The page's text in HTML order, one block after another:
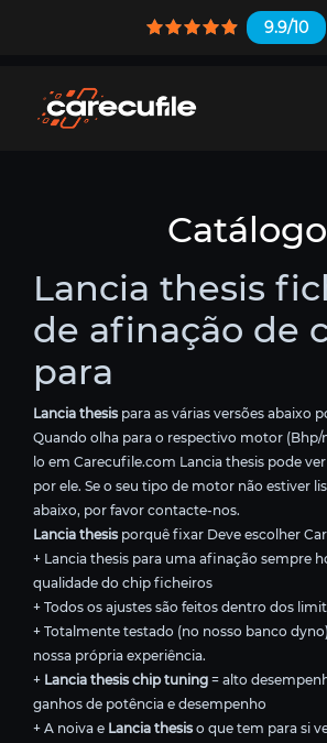
9.9/10
Catálogo
Lancia thesis
de afinação de
para
Lancia thesis para as várias versões abaixo
Quando olha para o respectivo motor
lo em Carecufile.com Lancia thesis pode
por ele. Se o seu tipo de motor não estiver
abaixo, por favor contacte-nos.
Lancia thesis porquê fixar Deve escolher
+ Lancia thesis para uma afinação sempre
qualidade do chip ficheiros
+ Todos os ajustes são feitos dentro dos
+ Totalmente testado (no nosso banco
nossa própria experiência.
+ Lancia thesis chip tuning = alto
ganhos de potência e desempenho
+ A noiva e Lancia thesis o que tem para si